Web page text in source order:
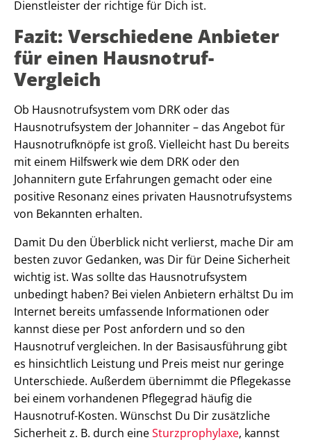
Dienstleister der richtige für Dich ist.
Fazit: Verschiedene Anbieter
für einen Hausnotruf-
Vergleich
Ob Hausnotrufsystem vom DRK oder das
Hausnotrufsystem der Johanniter – das Angebot für
Hausnotrufknöpfe ist groß. Vielleicht hast Du bereits
mit einem Hilfswerk wie dem DRK oder den
Johannitern gute Erfahrungen gemacht oder eine
positive Resonanz eines privaten Hausnotrufsystems
von Bekannten erhalten.
Damit Du den Überblick nicht verlierst, mache Dir am
besten zuvor Gedanken, was Dir für Deine Sicherheit
wichtig ist. Was sollte das Hausnotrufsystem
unbedingt haben? Bei vielen Anbietern erhältst Du im
Internet bereits umfassende Informationen oder
kannst diese per Post anfordern und so den
Hausnotruf vergleichen. In der Basisausführung gibt
es hinsichtlich Leistung und Preis meist nur geringe
Unterschiede. Außerdem übernimmt die Pflegekasse
bei einem vorhandenen Pflegegrad häufig die
Hausnotruf-Kosten. Wünschst Du Dir zusätzliche
Sicherheit z. B. durch eineSturzprophylaxe, kannst